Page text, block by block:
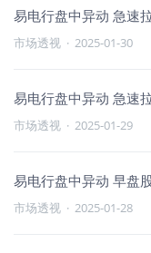
易电行盘中异动 急速
市场透视 · 2025-01-30
易电行盘中异动 急速
市场透视 · 2025-01-29
易电行盘中异动 早盘
市场透视 · 2025-01-28